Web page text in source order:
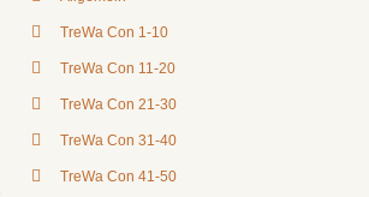
TreWa Con 1-10
TreWa Con 11-20
TreWa Con 21-30
TreWa Con 31-40
TreWa Con 41-50